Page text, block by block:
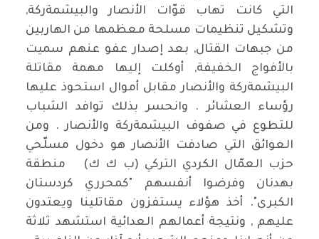
التي كانت تهاب قوّات الأنصار والبيشمةركة,
وتشكيل تنظيمات مسلحة معظمها من الهاربين
من جبهات القتال, بعد إصدار عفو عنهم سميت
بالأفواج الخفيفة, أوكلت إليها مهمة مقاتلة
البيشمةركة والأنصار مقابل أموال استحوذ عليها
رؤساء العشائر . وانحسر بذلك توافد الشباب
للتطوع في صفوف البيشمةركة والأنصار . ومن
العوائق التي صادفت الأنصار هو دخول مسلّحي
حزب العمّال الكردي التركي (ب ك ك) منطقة
بهدنان وفرضوا أنفسهم "كمحرري كردستان
الكبرى". أخذ هؤلاء يستفزون مقاتلينا ويعتدون
عليهم , ونتيجة أعمالهم العدائية استشهد ثلاثة